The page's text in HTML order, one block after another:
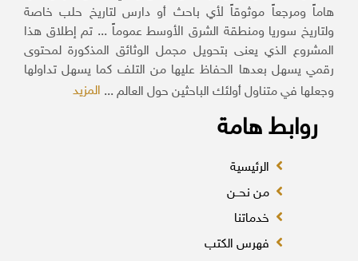
هاماً ومرجعاً موثوقاً لأي باحث أو دارس لتاريخ حلب خاصة
ولتاريخ سوريا ومنطقة الشرق الأوسط عموماً ... تم إطلاق هذا
المشروع الذي يعنى بتحويل مجمل الوثائق المذكورة لمحتوى
رقمي يسهل بعدها الحفاظ عليها من التلف كما يسهل تداولها
وجعلها في متناول أولئك الباحثين حول العالم ...المزيد
روابط هامة
الرئيسية
من نحــن
خدماتنا
فهرس الكتب